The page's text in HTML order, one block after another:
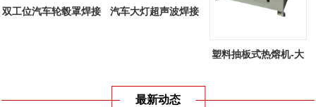
双工位汽车轮毂罩焊接
汽车大灯超声波焊接
塑料抽板式热熔机-大
最新动态